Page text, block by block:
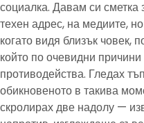
социалка. Давам си
техен адрес, на медиите,
когато видя близък човек,
който по очевидни
противодейства. Гледах
обикновеното в такива
скролирах две надолу —